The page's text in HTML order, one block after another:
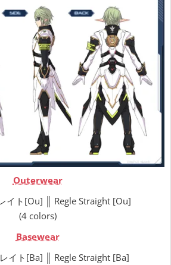
Outerwear
イト[Ou] ║ Regle Straight [Ou]
(4 colors)
Basewear
イト[Ba] ║ Regle Straight [Ba]